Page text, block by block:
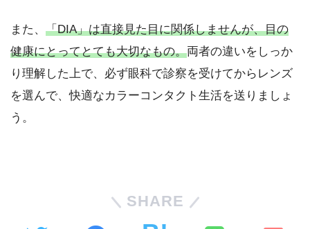
また、 「DIA」は直接見た目に関係しませんが、目の
健康にとってとても大切なもの。両者の違いをしっか
り理解した上で、必ず眼科で診察を受けてからレンズ
を選んで、快適なカラーコンタクト生活を送りましょ
う。
SHARE